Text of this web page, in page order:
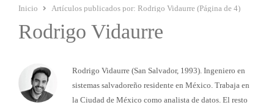
búsqueda
Inicio Artículos publicados por: Rodrigo Vidaurre (Página de 4)
Rodrigo Vidaurre
Rodrigo Vidaurre (San Salvador, 1993). Ingeniero en
sistemas salvadoreño residente en México. Trabaja en
la Ciudad de México como analista de datos. El resto